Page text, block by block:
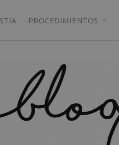
PROCEDIMIENTOS